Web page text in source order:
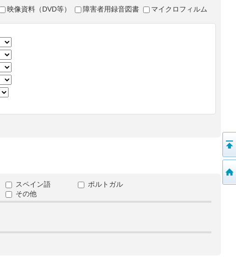
映像資料（DVD等） 障害者用録音図書 マイクロフィルム
スペイン語
ポルトガル
その他